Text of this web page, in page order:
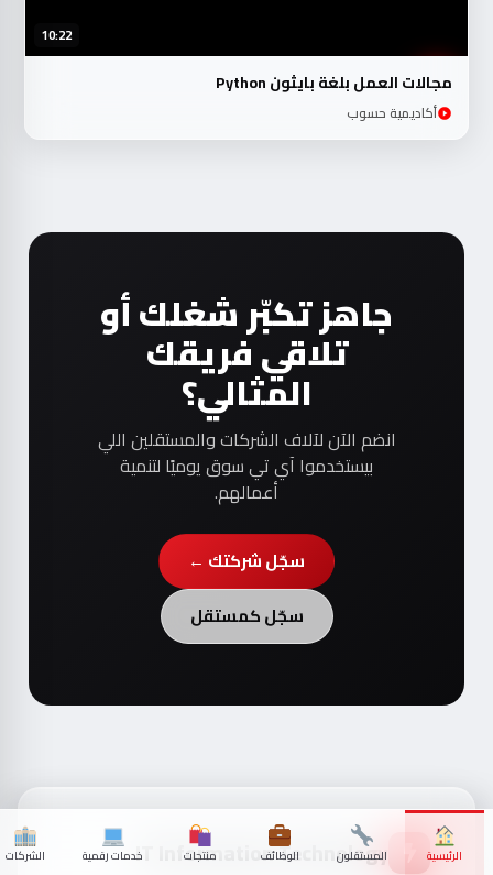
10:22
مجالات العمل بلغة بايثون Python
أكاديمية حسوب
جاهز تكبّر شغلك أو
تلاقي فريقك
المثالي؟
انضم الآن لآلاف الشركات والمستقلين اللي
بيستخدموا آي تي سوق يوميًا لتنمية
أعمالهم.
سجّل شركتك ←
سجّل كمستقل
IT Information Technology الرئيسية المستقلون الوظائف منتجات خدمات رقمية الشركات